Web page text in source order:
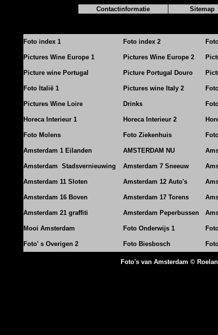
Contactinformatie Sitemap
Foto index 1 Foto index 2
Pictures Wine Europe 1 Pictures Wine Europe 2
Picture wine Portugal Picture Portugal Douro
Foto Italië 1 Pictures wine Italy 2
Pictures Wine Loire Drinks
Horeca Interieur 1 Horeca Interieur 2
Foto Molens Foto Ziekenhuis
Amsterdam 1 Eilanden AMSTERDAM NU
Amsterdam Stadsvernieuwing Amsterdam 7 Sneeuw
Amsterdam 11 Sloten Amsterdam 12 Auto's
Amsterdam 16 Boven Amsterdam 17 Torens
Amsterdam 21 graffiti Amsterdam Peperbussen
Mooi Amsterdam Foto Onderwijs 1
Foto' s Overigen 2 Foto Biesbosch
Foto's van Amsterdam ©